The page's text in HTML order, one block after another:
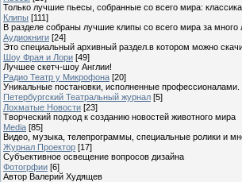
Только лучшие пьесы, собранные со всего мира:
Клипы [111]
В разделе собраны лучшие клипы со всего мира за много
Аудиокниги [24]
Это специальный архивный раздел.в котором можно
Шоу Фрая и Лори [49]
Лучшее скетч-шоу Англии!
Радио Театр у Микрофона [20]
Уникальные постановки, исполненные
Петербургский Театральный журнал [5]
Лохматые Новости [23]
Творческий подход к созданию новостей животного мира
Media [85]
Видео, музыка, телепрограммы, специальные ролики и
Журнал Проектор [17]
Субъективное освещение вопросов дизайна
Фотогрфии [6]
Автор Валерий Худящев